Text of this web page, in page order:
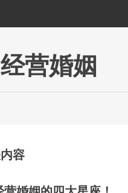
经营婚姻
容